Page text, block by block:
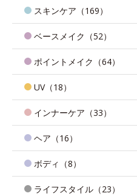
スキンケア（169）
ベースメイク（52）
ポイントメイク（64）
UV（18）
インナーケア（33）
ヘア（16）
ボディ（8）
ライフスタイル（23）